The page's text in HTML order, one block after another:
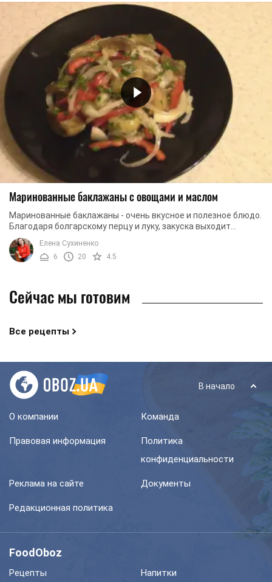
Маринованные баклажаны с овощами и маслом
Маринованные баклажаны - очень вкусное и полезное блюдо.
Благодаря болгарскому перцу и луку, закуска выходит
красочной и с насыщенным ароматом. ...
Елена Сухиненко
6
20 4.5
Сейчас мы готовим
Все рецепты
В начало
О компании Команда
Правовая информация
Политика
конфиденциальности
Реклама на сайте Документы
Редакционная политика
FoodOboz
Рецепты
Напитки